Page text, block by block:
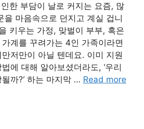
한 부담이 날로 커지는 요즘, 많
을 마음속으로 던지고 계실 겁니
키우는 가정, 맞벌이 부부, 혹은
계를 꾸려가는 4인 가족이라면
저만이 아닐 텐데요. 이미 지원
에 대해 알아보셨더라도, ‘우리
까?’ 하는 마지막 … Read more